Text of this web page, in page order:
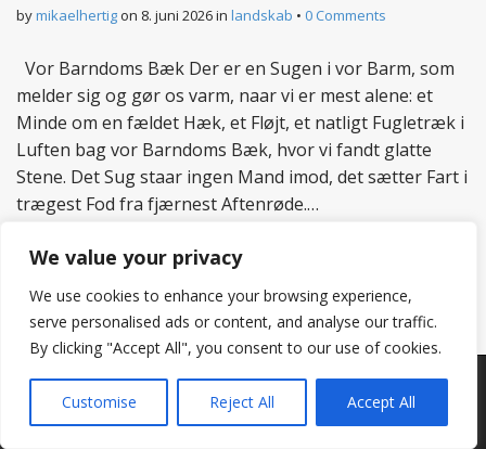
We value your privacy
We use cookies to enhance your browsing experience,
serve personalised ads or content, and analyse our traffic.
By clicking "Accept All", you consent to our use of cookies.
Customise Reject All Accept All
bymikaelhertigon 8. juni 2026in landskab • 0 Comments
Vor Barndoms Bæk Der er en Sugen i vor Barm, som
melder sig og gør os varm, naar vi er mest alene: et
Minde om en fældet Hæk, et Fløjt, et natligt Fugletræk i
Luften bag vor Barndoms Bæk, hvor vi fandt glatte
Stene. Det Sug staar ingen Mand imod, det sætter Fart i
trægest Fod fra fjærnest Aftenrøde.…
Read more
Copyright © 2026Hertig . All Rights Reserved.
The Matheson Theme by bavotasan.com.